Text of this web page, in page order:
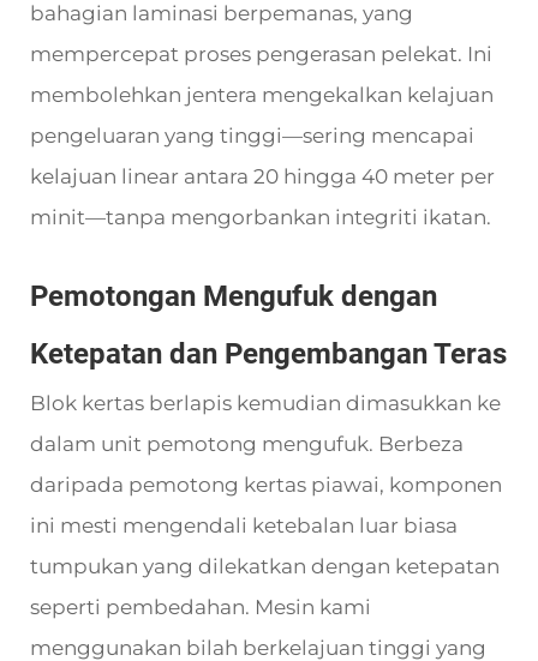
bahagian laminasi berpemanas, yang
mempercepat proses pengerasan pelekat. Ini
membolehkan jentera mengekalkan kelajuan
pengeluaran yang tinggi—sering mencapai
kelajuan linear antara 20 hingga 40 meter per
minit—tanpa mengorbankan integriti ikatan.
Pemotongan Mengufuk dengan
Ketepatan dan Pengembangan Teras
Blok kertas berlapis kemudian dimasukkan ke
dalam unit pemotong mengufuk. Berbeza
daripada pemotong kertas piawai, komponen
ini mesti mengendali ketebalan luar biasa
tumpukan yang dilekatkan dengan ketepatan
seperti pembedahan. Mesin kami
menggunakan bilah berkelajuan tinggi yang